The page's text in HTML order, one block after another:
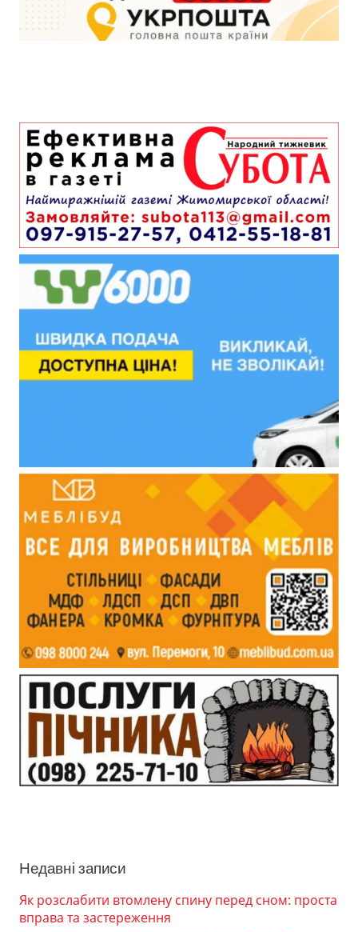
Недавні записи
Як розслабити втомлену спину перед сном: проста
вправа та застереження